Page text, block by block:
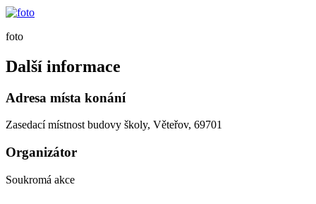
foto
Další informace
Adresa místa konání
Zasedací místnost budovy školy, Věteřov, 69701
Organizátor
Soukromá akce